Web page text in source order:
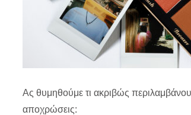
Aς θυμηθούμε τι ακριβώς
αποχρώσεις: